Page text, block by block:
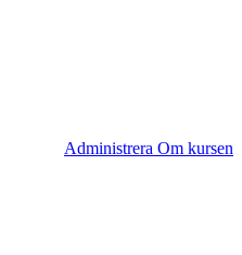
Administrera Om kursen